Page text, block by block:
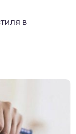
в